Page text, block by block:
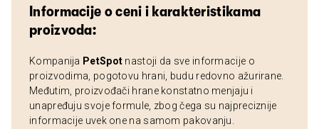
Informacije o ceni i karakteristikama
proizvoda:
Kompanija PetSpot nastoji da sve informacije o
proizvodima, pogotovu hrani, budu redovno ažurirane.
Međutim, proizvođači hrane konstatno menjaju i
unapređuju svoje formule, zbog čega su najpreciznije
informacije uvek one na samom pakovanju.